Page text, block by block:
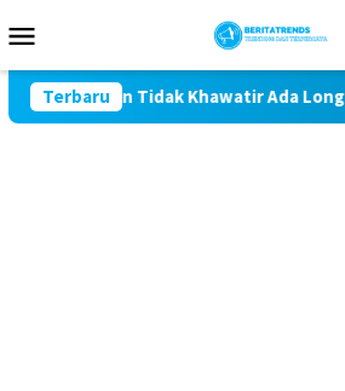
ke
Mobile
Terbaru
Tidak Khawatir Ada Longsor Lagi